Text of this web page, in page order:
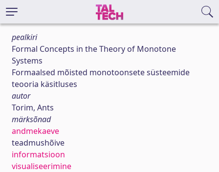
pealkiri
Formal Concepts in the Theory of Monotone
Systems
Formaalsed mõisted monotoonsete süsteemide
teooria käsitluses
autor
Torim, Ants
märksõnad
andmekaeve
teadmushõive
informatsioon
visualiseerimine